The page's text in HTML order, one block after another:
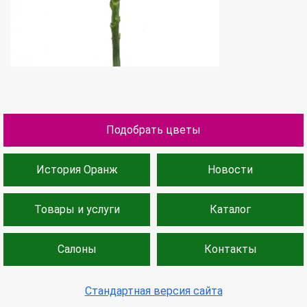
Подобрать цветы
История Оранж Новости
Товары и услуги Каталог
Салоны Контакты
Стандартная версия сайта